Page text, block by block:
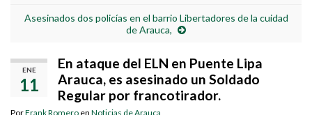
Asesinados dos policías en el barrio Libertadores de la cuidad
de Arauca,
ENE
11
En ataque del ELN en Puente Lipa
Arauca, es asesinado un Soldado
Regular por francotirador.
PorFrank Romero en Noticias de Arauca